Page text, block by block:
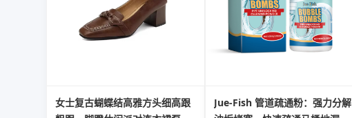
女士复古蝴蝶结高雅方头细高跟
Jue-Fish 管道疏通粉：强力分解